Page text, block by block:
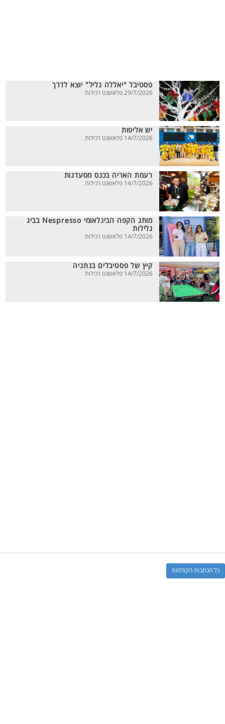
פסטיבל "יאללה גליל" יוצא לדרך
29/7/2026 פלאשנט רכילות
יש אליפות
14/7/2026 פלאשנט רכילות
רעמת האריה בכנס מסעדנות
14/7/2026 פלאשנט רכילות
מותג הקפה הבינלאומי Nespresso בביג
גלילות
14/7/2026 פלאשנט רכילות
קיץ של פסטיבלים בנתניה
14/7/2026 פלאשנט רכילות
כל הכתבות הקודמות